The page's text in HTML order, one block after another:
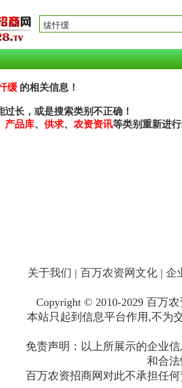
缓 的相关信息！
长，或是搜索类别不正确！
产品库、 供求、 农资资讯等类别重新进
关于我们 | 百万农资网文化 | 企
Copyright © 2010-2029 百万
本站只起到信息平台作用,不为
免责声明：以上所展示的企业
和合
百万农资招商网对此不承担任